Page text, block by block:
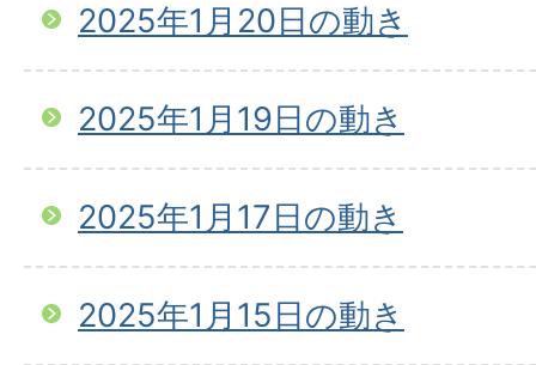
2025年1月20日の動き
2025年1月19日の動き
2025年1月17日の動き
2025年1月15日の動き